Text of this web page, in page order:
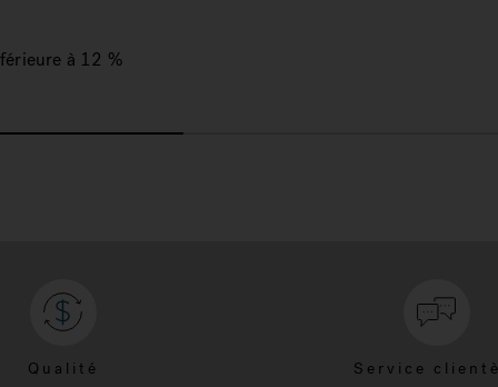
à 12 %
Qualité Service